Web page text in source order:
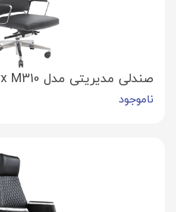
صندلی مدیریتی مدل Onyx M310 نظری
ناموجود